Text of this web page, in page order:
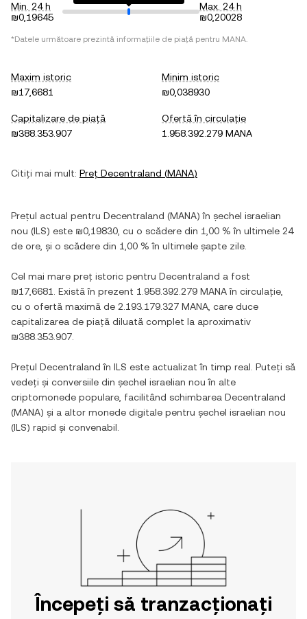
Min. 24 h
₪0,19645
Max. 24 h
₪0,20028
*Datele următoare prezintă informațiile de piață pentru MANA.
Maxim istoric
₪17,6681
Minim istoric
₪0,038930
Capitalizare de piață
₪388.353.907
Ofertă în circulație
1.958.392.279 MANA
Citiți mai mult: Preț Decentraland (MANA)
Prețul actual pentru Decentraland (MANA) în șechel israelian
nou (ILS) este ₪0,19830 , cu o scădere din 1,00 % în ultimele 24
de ore, și o scădere din 1,00 % în ultimele șapte zile.
Cel mai mare preț istoric pentru Decentraland a fost
₪17,6681
. Există în prezent 1.958.392.279 MANAîn circulație,
cu o ofertă maximă de 2.193.179.327 MANA , care duce
capitalizarea de piață diluată complet la aproximativ
₪388.353.907
Prețul Decentraland în ILS este actualizat în timp real. Puteți să
vedeți și conversiile din șechel israelian nou în alte
criptomonede populare, facilitând schimbarea Decentraland
(MANA) și a altor monede digitale pentru șechel israelian nou
(ILS) rapid și convenabil.
Începeți să tranzacționați